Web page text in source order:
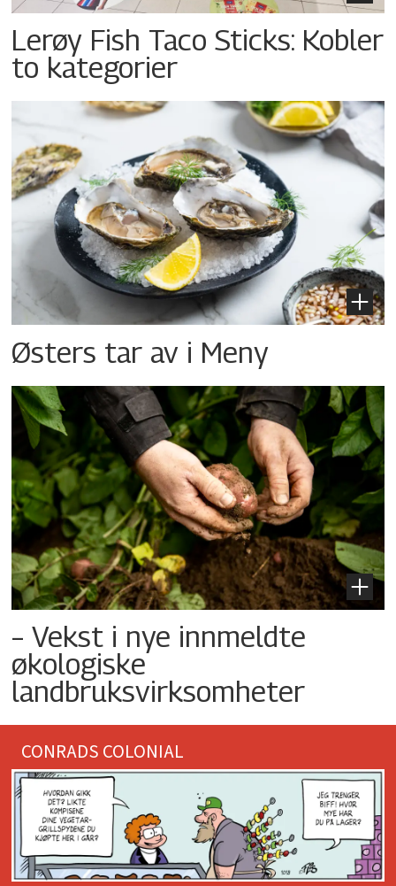
Lerøy Fish Taco Sticks: Kobler
to kategorier
Østers tar av i Meny
– Vekst i nye innmeldte
økologiske
landbruksvirksomheter
CONRADS COLONIAL